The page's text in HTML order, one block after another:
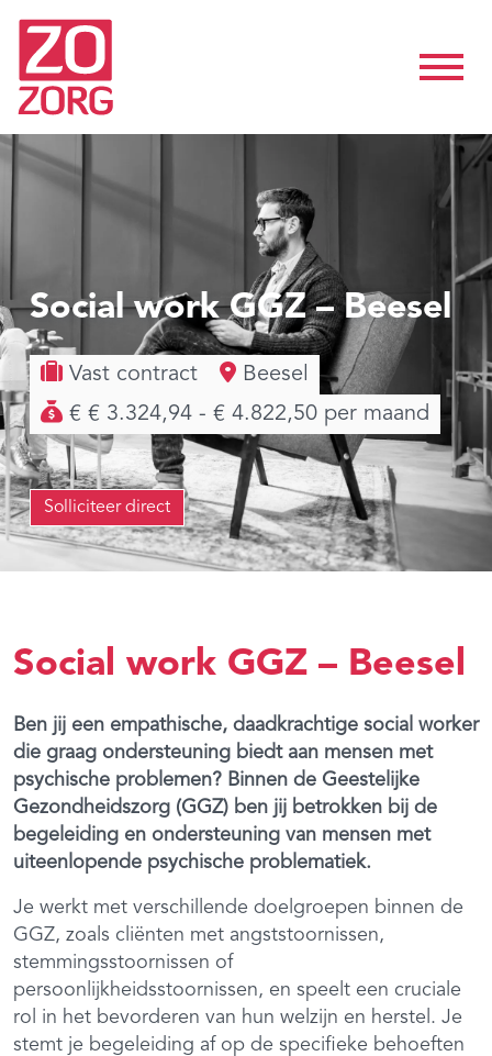
Social work GGZ – Beesel
Vast contract
Beesel
€ € 3.324,94 - € 4.822,50 per maand
Solliciteer direct
Social work GGZ – Beesel
Ben jij een empathische, daadkrachtige social worker
die graag ondersteuning biedt aan mensen met
psychische problemen? Binnen de Geestelijke
Gezondheidszorg (GGZ) ben jij betrokken bij de
begeleiding en ondersteuning van mensen met
uiteenlopende psychische problematiek.
Je werkt met verschillende doelgroepen binnen de
GGZ, zoals cliënten met angststoornissen,
stemmingsstoornissen of
persoonlijkheidsstoornissen, en speelt een cruciale
rol in het bevorderen van hun welzijn en herstel. Je
stemt je begeleiding af op de specifieke behoeften